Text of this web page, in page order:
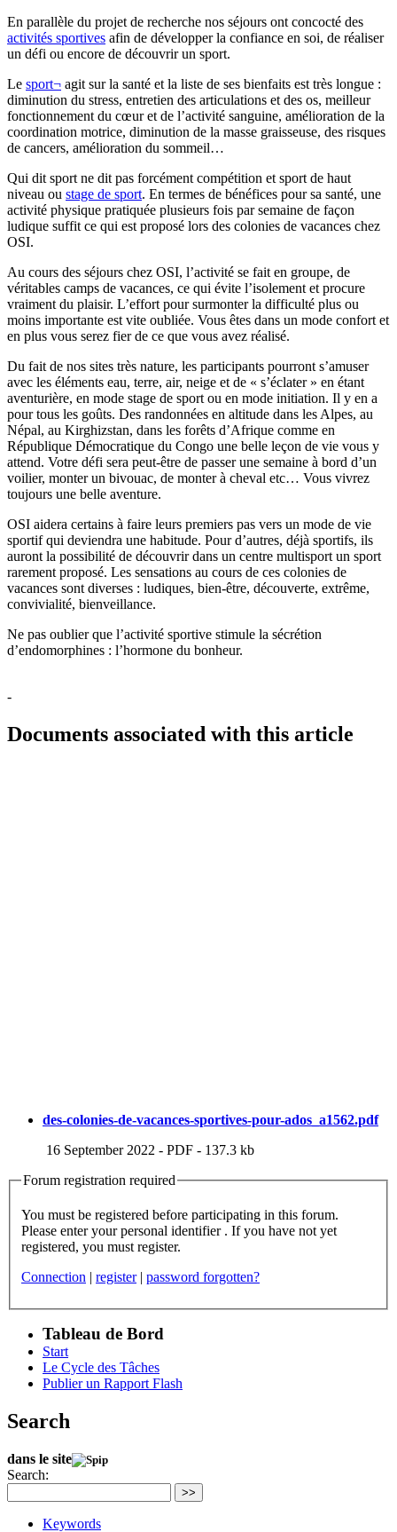
En parallèle du projet de recherche nos séjours ont concocté des
activités sportives afin de développer la confiance en soi, de réaliser
un défi ou encore de découvrir un sport.
Le sport¬ agit sur la santé et la liste de ses bienfaits est très longue :
diminution du stress, entretien des articulations et des os, meilleur
fonctionnement du cœur et de l’activité sanguine, amélioration de la
coordination motrice, diminution de la masse graisseuse, des risques
de cancers, amélioration du sommeil…
Qui dit sport ne dit pas forcément compétition et sport de haut
niveau ou stage de sport. En termes de bénéfices pour sa santé, une
activité physique pratiquée plusieurs fois par semaine de façon
ludique suffit ce qui est proposé lors des colonies de vacances chez
OSI.
Au cours des séjours chez OSI, l’activité se fait en groupe, de
véritables camps de vacances, ce qui évite l’isolement et procure
vraiment du plaisir. L’effort pour surmonter la difficulté plus ou
moins importante est vite oubliée. Vous êtes dans un mode confort et
en plus vous serez fier de ce que vous avez réalisé.
Du fait de nos sites très nature, les participants pourront s’amuser
avec les éléments eau, terre, air, neige et de « s’éclater » en étant
aventurière, en mode stage de sport ou en mode initiation. Il y en a
pour tous les goûts. Des randonnées en altitude dans les Alpes, au
Népal, au Kirghizstan, dans les forêts d’Afrique comme en
République Démocratique du Congo une belle leçon de vie vous y
attend. Votre défi sera peut-être de passer une semaine à bord d’un
voilier, monter un bivouac, de monter à cheval etc… Vous vivrez
toujours une belle aventure.
OSI aidera certains à faire leurs premiers pas vers un mode de vie
sportif qui deviendra une habitude. Pour d’autres, déjà sportifs, ils
auront la possibilité de découvrir dans un centre multisport un sport
rarement proposé. Les sensations au cours de ces colonies de
vacances sont diverses : ludiques, bien-être, découverte, extrême,
convivialité, bienveillance.
Ne pas oublier que l’activité sportive stimule la sécrétion
d’endomorphines : l’hormone du bonheur.
-
Documents associated with this article
des-colonies-de-vacances-sportives-pour-ados_a1562.pdf
16 September 2022 - PDF - 137.3 kb
Forum registration required
You must be registered before participating in this forum.
Please enter your personal identifier . If you have not yet
registered, you must register.
Connection | register | password forgotten?
Tableau de Bord
Start
Le Cycle des Tâches
Publier un Rapport Flash
Search
dans le site
Search:
>>
Keywords